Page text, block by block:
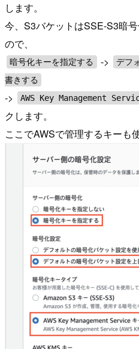
します。
今、S3バケットはSSE-S3暗
ので、
暗号化キーを指定する ->
デフ
書きする
-> AWS Key Management
クします。
ここでAWSで管理するキーも